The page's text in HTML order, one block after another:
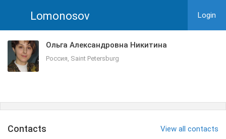
Lomonosov Login
Ольга Александровна Никитина
Россия, Saint Petersburg
Сontacts View all contacts